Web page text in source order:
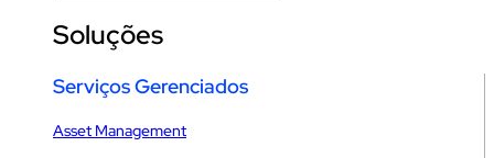
Soluções
Serviços Gerenciados
Asset Management